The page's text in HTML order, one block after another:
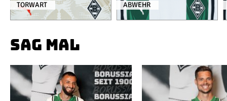
TORWART ABWEHR
SAG MAL